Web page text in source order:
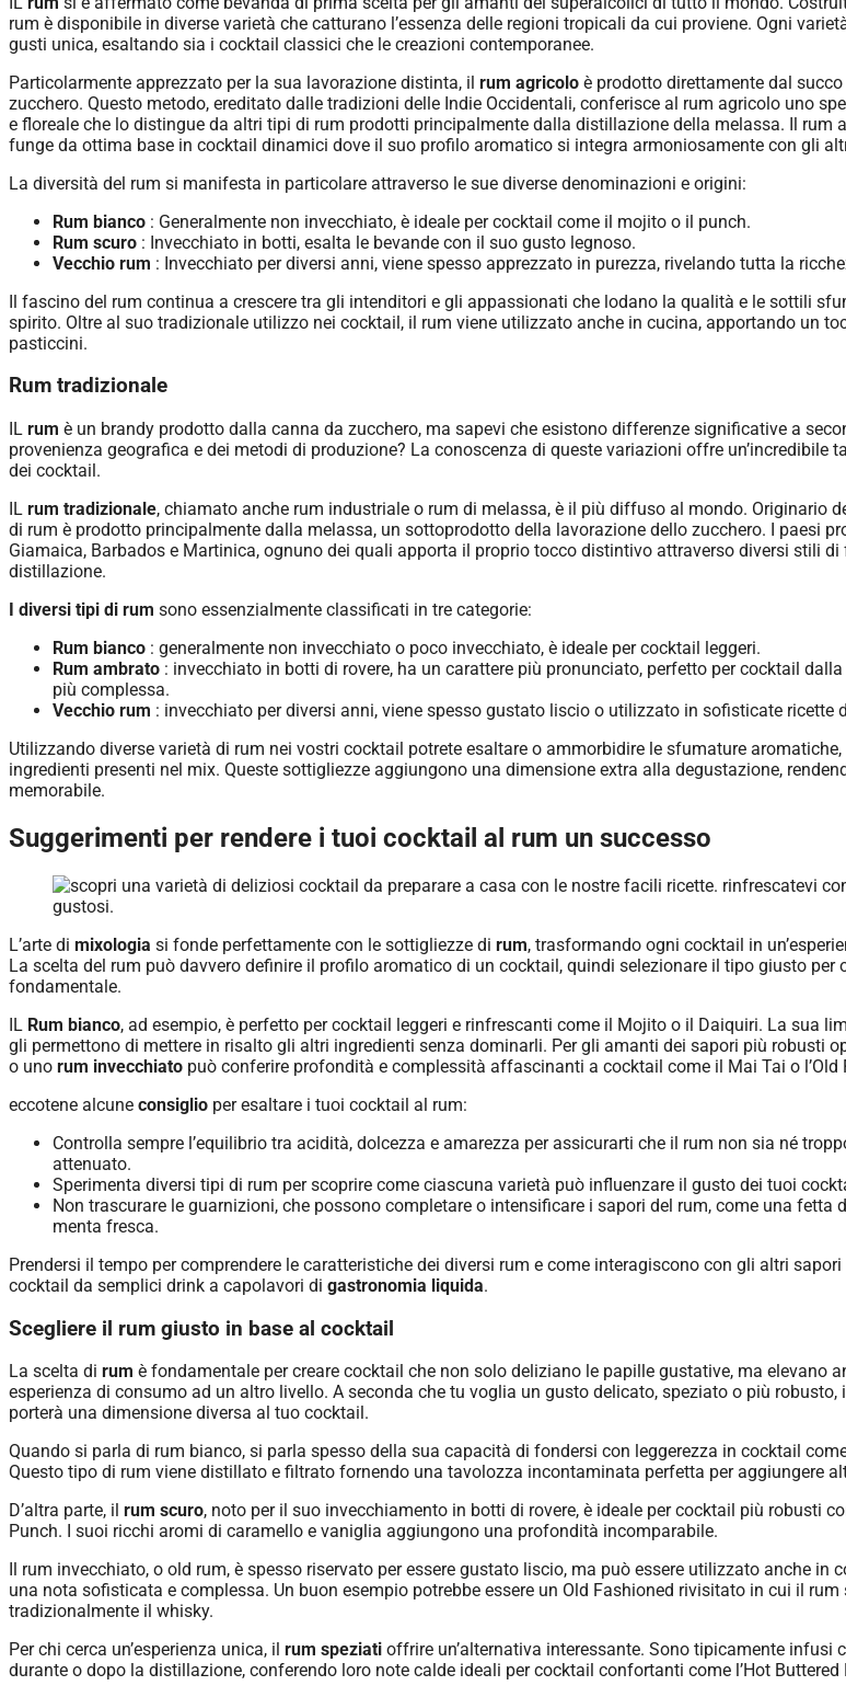
rum è disponibile in diverse varietà che catturano l’essenza delle regioni tropicali da cui proviene. Ogni
gusti unica, esaltando sia i cocktail classici che le creazioni contemporanee.
Particolarmente apprezzato per la sua lavorazione distinta, il rum agricolo è prodotto direttamente dal
zucchero. Questo metodo, ereditato dalle tradizioni delle Indie Occidentali, conferisce al rum agricolo uno
e floreale che lo distingue da altri tipi di rum prodotti principalmente dalla distillazione della melassa. Il rum
funge da ottima base in cocktail dinamici dove il suo profilo aromatico si integra armoniosamente con gli
La diversità del rum si manifesta in particolare attraverso le sue diverse denominazioni e origini:
Rum bianco : Generalmente non invecchiato, è ideale per cocktail come il mojito o il punch.
Rum scuro : Invecchiato in botti, esalta le bevande con il suo gusto legnoso.
Vecchio rum : Invecchiato per diversi anni, viene spesso apprezzato in purezza, rivelando tutta la
Il fascino del rum continua a crescere tra gli intenditori e gli appassionati che lodano la qualità e le sottili
spirito. Oltre al suo tradizionale utilizzo nei cocktail, il rum viene utilizzato anche in cucina, apportando un
pasticcini.
Rum tradizionale
IL rum è un brandy prodotto dalla canna da zucchero, ma sapevi che esistono differenze significative a
provenienza geografica e dei metodi di produzione? La conoscenza di queste variazioni offre un’incredibile
dei cocktail.
IL rum tradizionale, chiamato anche rum industriale o rum di melassa, è il più diffuso al mondo. Originario
di rum è prodotto principalmente dalla melassa, un sottoprodotto della lavorazione dello zucchero. I paesi
Giamaica, Barbados e Martinica, ognuno dei quali apporta il proprio tocco distintivo attraverso diversi stili di
distillazione.
I diversi tipi di rum sono essenzialmente classificati in tre categorie:
Rum bianco : generalmente non invecchiato o poco invecchiato, è ideale per cocktail leggeri.
Rum ambrato : invecchiato in botti di rovere, ha un carattere più pronunciato, perfetto per cocktail
più complessa.
Vecchio rum : invecchiato per diversi anni, viene spesso gustato liscio o utilizzato in sofisticate ricette
Utilizzando diverse varietà di rum nei vostri cocktail potrete esaltare o ammorbidire le sfumature
ingredienti presenti nel mix. Queste sottigliezze aggiungono una dimensione extra alla degustazione,
memorabile.
Suggerimenti per rendere i tuoi cocktail al rum un successo
L’arte di mixologia si fonde perfettamente con le sottigliezze di rum, trasformando ogni cocktail in
La scelta del rum può davvero definire il profilo aromatico di un cocktail, quindi selezionare il tipo giusto per
fondamentale.
IL Rum bianco, ad esempio, è perfetto per cocktail leggeri e rinfrescanti come il Mojito o il Daiquiri. La sua
gli permettono di mettere in risalto gli altri ingredienti senza dominarli. Per gli amanti dei sapori più robusti
o uno rum invecchiato può conferire profondità e complessità affascinanti a cocktail come il Mai Tai o l’Old
eccotene alcune consiglio per esaltare i tuoi cocktail al rum:
Controlla sempre l’equilibrio tra acidità, dolcezza e amarezza per assicurarti che il rum non sia né
attenuato.
Sperimenta diversi tipi di rum per scoprire come ciascuna varietà può influenzare il gusto dei tuoi
Non trascurare le guarnizioni, che possono completare o intensificare i sapori del rum, come una fetta
menta fresca.
Prendersi il tempo per comprendere le caratteristiche dei diversi rum e come interagiscono con gli altri
cocktail da semplici drink a capolavori di gastronomia liquida.
Scegliere il rum giusto in base al cocktail
La scelta di rum è fondamentale per creare cocktail che non solo deliziano le papille gustative, ma elevano
esperienza di consumo ad un altro livello. A seconda che tu voglia un gusto delicato, speziato o più
porterà una dimensione diversa al tuo cocktail.
Quando si parla di rum bianco, si parla spesso della sua capacità di fondersi con leggerezza in cocktail
Questo tipo di rum viene distillato e filtrato fornendo una tavolozza incontaminata perfetta per aggiungere
D’altra parte, il rum scuro, noto per il suo invecchiamento in botti di rovere, è ideale per cocktail più robusti
Punch. I suoi ricchi aromi di caramello e vaniglia aggiungono una profondità incomparabile.
Il rum invecchiato, o old rum, è spesso riservato per essere gustato liscio, ma può essere utilizzato anche in
una nota sofisticata e complessa. Un buon esempio potrebbe essere un Old Fashioned rivisitato in cui il
tradizionalmente il whisky.
Per chi cerca un’esperienza unica, il rum speziati offrire un’alternativa interessante. Sono tipicamente infusi
durante o dopo la distillazione, conferendo loro note calde ideali per cocktail confortanti come l’Hot Buttered